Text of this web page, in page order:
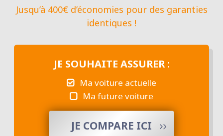
Jusqu’à 400€ d’économies pour des garanties
identiques !
JE SOUHAITE ASSURER :
Ma voiture actuelle
Ma future voiture
JE COMPARE ICI